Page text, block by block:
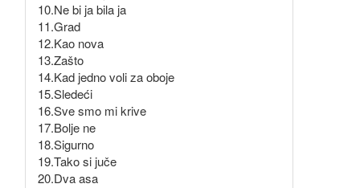
10.Ne bi ja bila ja
11.Grad
12.Kao nova
13.Zašto
14.Kad jedno voli za oboje
15.Sledeći
16.Sve smo mi krive
17.Bolje ne
18.Sigurno
19.Tako si juče
20.Dva asa